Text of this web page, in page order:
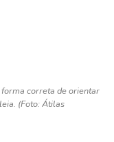
forma correta de orientar
(Foto: Átilas